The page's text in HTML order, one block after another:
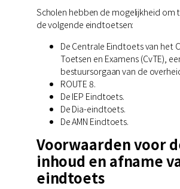
Scholen hebben de mogelijkheid om
de volgende eindtoetsen:
De Centrale Eindtoets van het
Toetsen en Examens (CvTE),
bestuursorgaan van de
ROUTE 8.
De IEP Eindtoets.
De Dia-eindtoets.
De AMN Eindtoets.
Voorwaarden voor
inhoud en afname
eindtoets